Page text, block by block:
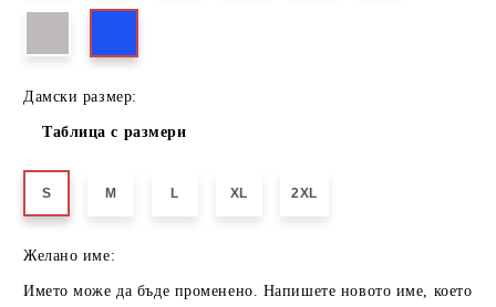
Дамски размер:
Таблица с размери
S M L XL 2XL
Желано име:
Името може да бъде променено. Напишете новото име, което